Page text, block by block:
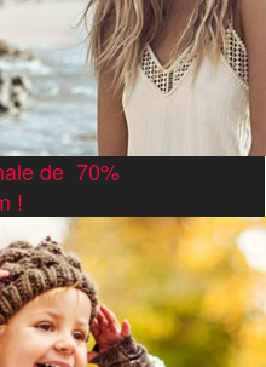
de 70%
!